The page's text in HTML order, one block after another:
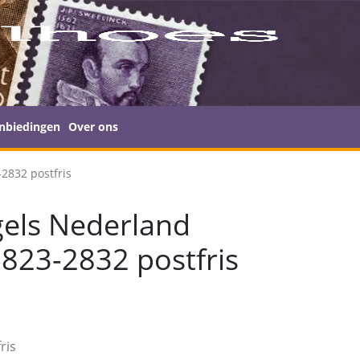
Over ons
postfris
Nederland
2832 postfris